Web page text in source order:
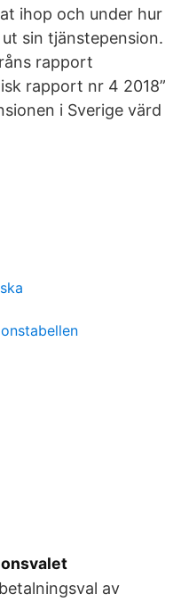
ihop och under hur
sin tjänstepension.
rapport
rapport nr 4 2018”
i Sverige värd
av